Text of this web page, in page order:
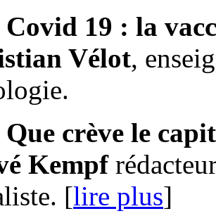
Covid 19 : la
Vélot,
Que crève le
Kempf
[lire plus]